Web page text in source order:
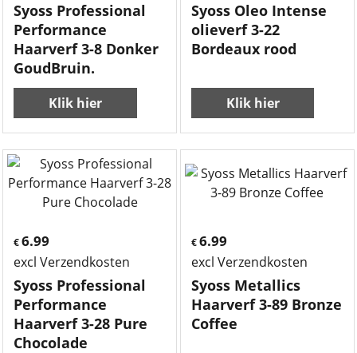
Syoss Professional
Performance
Haarverf 3-8 Donker
GoudBruin.
Klik hier
Syoss Oleo Intense
olieverf 3-22
Bordeaux rood
Klik hier
€ 6.99
excl Verzendkosten
Syoss Professional
Performance
Haarverf 3-28 Pure
Chocolade
€6.99
excl Verzendkosten
Syoss Metallics
Haarverf 3-89 Bronze
Coffee